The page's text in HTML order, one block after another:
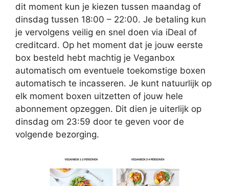
dit moment kun je kiezen tussen maandag of
dinsdag tussen 18:00 – 22:00. Je betaling kun
je vervolgens veilig en snel doen via iDeal of
creditcard. Op het moment dat je jouw eerste
box besteld hebt machtig je Veganbox
automatisch om eventuele toekomstige boxen
automatisch te incasseren. Je kunt natuurlijk op
elk moment boxen uitzetten of jouw hele
abonnement opzeggen. Dit dien je uiterlijk op
dinsdag om 23:59 door te geven voor de
volgende bezorging.